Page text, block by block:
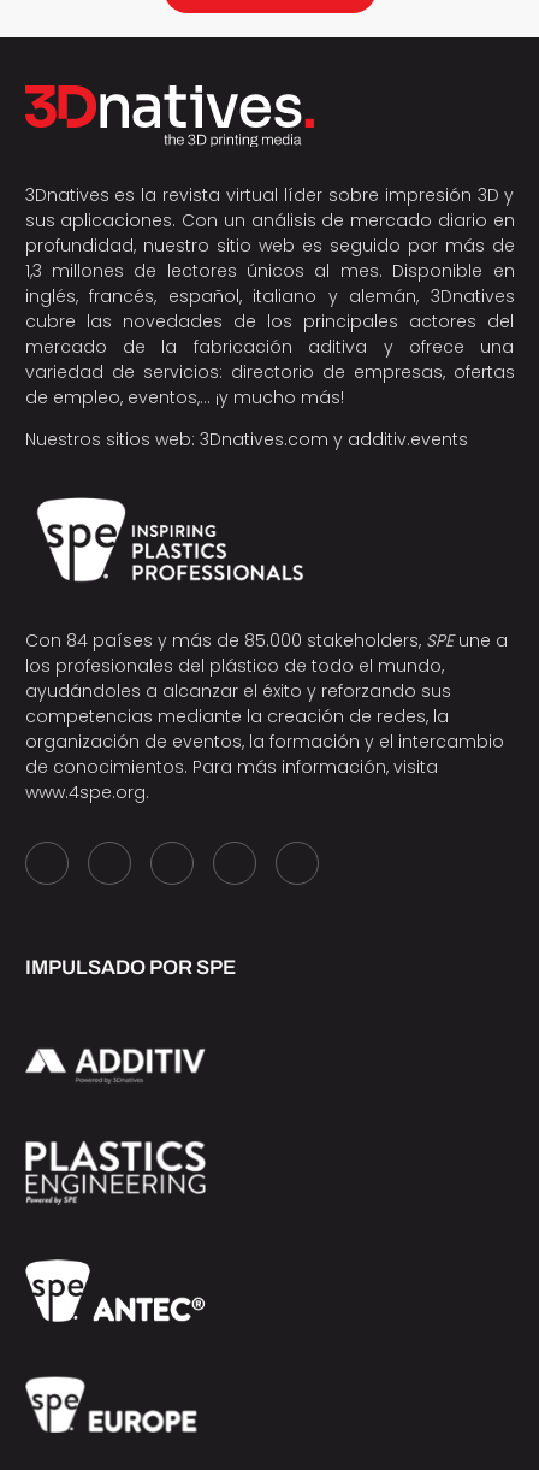
3Dnatives es la revista virtual líder sobre impresión 3D y
sus aplicaciones. Con un análisis de mercado diario en
profundidad, nuestro sitio web es seguido por más de
1,3 millones de lectores únicos al mes. Disponible en
inglés, francés, español, italiano y alemán, 3Dnatives
cubre las novedades de los principales actores del
mercado de la fabricación aditiva y ofrece una
variedad de servicios: directorio de empresas, ofertas
de empleo, eventos,… ¡y mucho más!
Nuestros sitios web: 3Dnatives.com y additiv.events
Con 84 países y más de 85.000 stakeholders, SPEune a
los profesionales del plástico de todo el mundo,
ayudándoles a alcanzar el éxito y reforzando sus
competencias mediante la creación de redes, la
organización de eventos, la formación y el intercambio
de conocimientos. Para más información, visita
www.4spe.org.
IMPULSADO POR SPE